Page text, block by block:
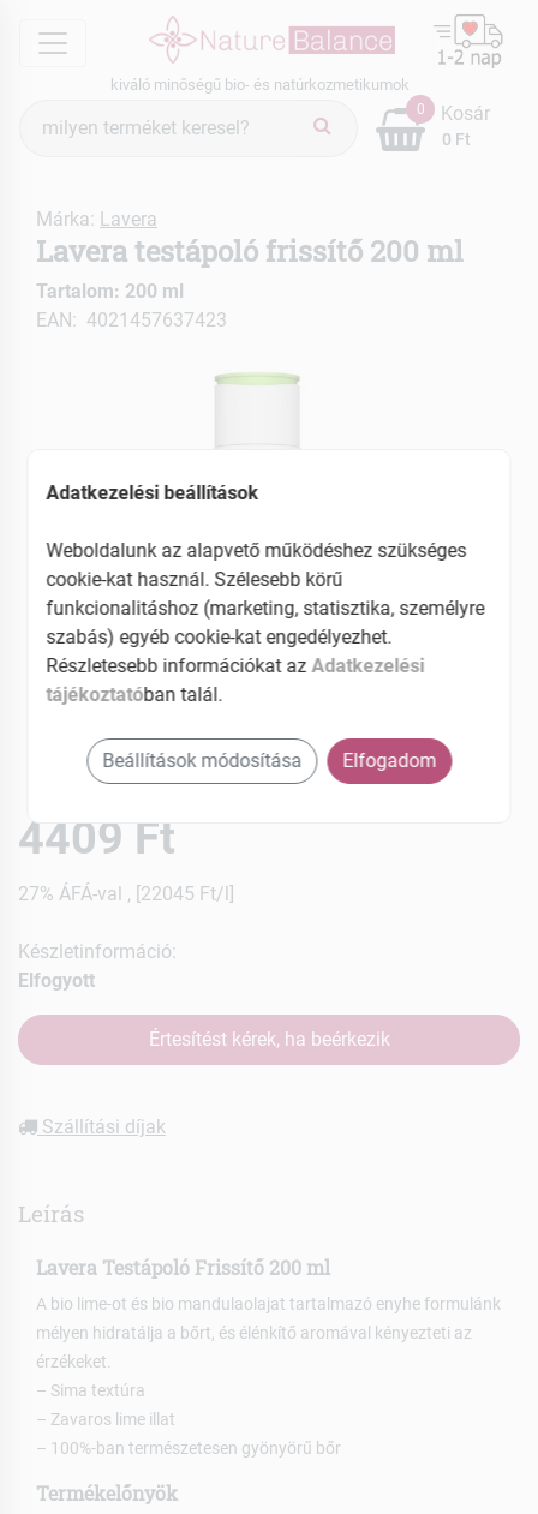
menu
kiváló minőségű bio- és natúrkozmetikumok
keresés
0
0 Ft
Kosár
Márka: Lavera
Lavera testápoló frissítő 200 ml
Tartalom: 200 ml
EAN: 4021457637423
4409 Ft
27% ÁFÁ-val , [22045 Ft/l]
Készletinformáció:
Elfogyott
Értesítést kérek, ha beérkezik
Szállítási díjak
Leírás
Lavera Testápoló Frissítő 200 ml
A bio lime-ot és bio mandulaolajat tartalmazó enyhe formulánk
mélyen hidratálja a bőrt, és élénkítő aromával kényezteti az
érzékeket.
– Sima textúra
– Zavaros lime illat
– 100%-ban természetesen gyönyörű bőr
Termékelőnyök
Adatkezelési beállítások
Weboldalunk az alapvető működéshez szükséges
cookie-kat használ. Szélesebb körű
funkcionalitáshoz (marketing, statisztika, személyre
szabás) egyéb cookie-kat engedélyezhet.
Részletesebb információkat azAdatkezelési
tájékoztatóban talál.
Beállítások módosítása Elfogadom